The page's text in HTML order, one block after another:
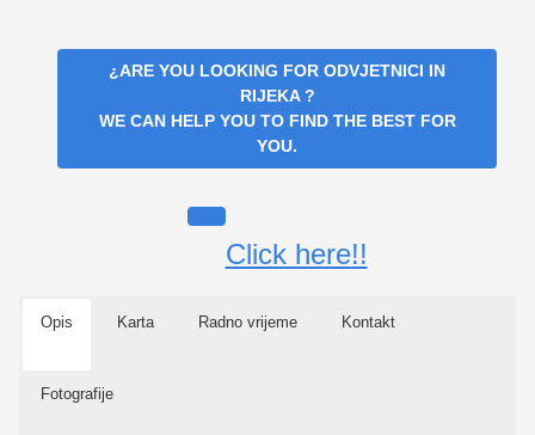
¿ARE YOU LOOKING FOR ODVJETNICI IN
RIJEKA?
WE CAN HELP YOU TO FIND THE BEST FOR
YOU.
Click here!!
Opis Karta Radno vrijeme Kontakt
Fotografije